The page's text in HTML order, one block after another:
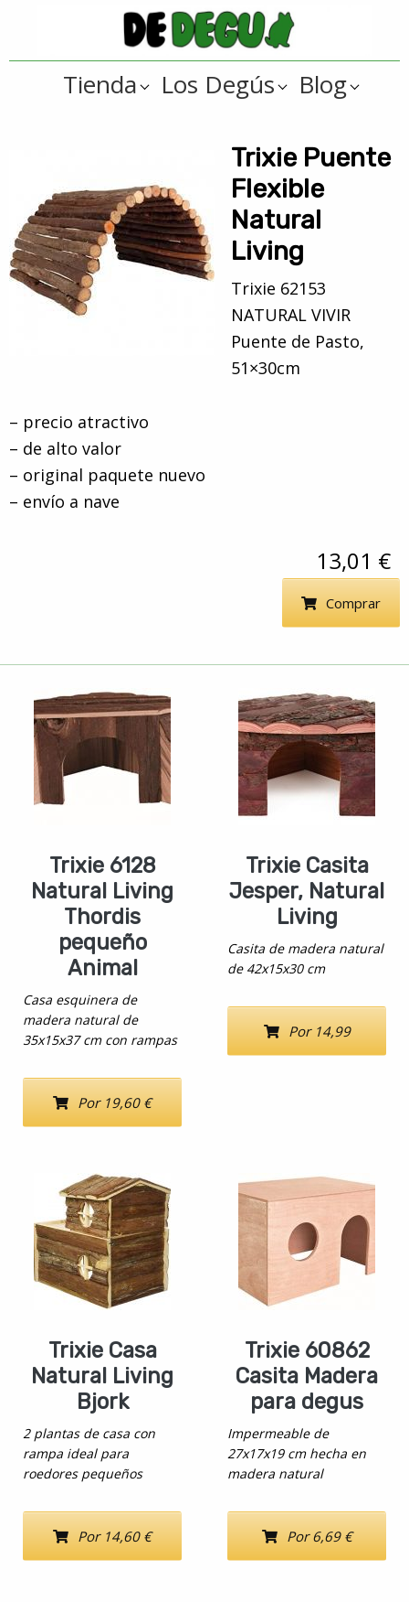
la
navegación
contenido
principal
De
Tienda
online
regalos
??
para
degús
??
Tienda Los Degús Blog
Trixie Puente
Flexible
Natural
Living
Trixie 62153
NATURAL VIVIR
Puente de Pasto,
51×30cm
– precio atractivo
– de alto valor
– original paquete nuevo
– envío a nave
13,01 €
Comprar
Trixie 6128
Natural Living
Thordis
pequeño
Animal
Casa esquinera de
madera natural de
35x15x37 cm con rampas
Por 19,60 €
Trixie Casita
Jesper, Natural
Living
Casita de madera natural
de 42x15x30 cm
Por 14,99
Trixie Casa
Natural Living
Bjork
2 plantas de casa con
rampa ideal para
roedores pequeños
Por 14,60 €
Trixie 60862
Casita Madera
para degus
Impermeable de
27x17x19 cm hecha en
madera natural
Por 6,69 €